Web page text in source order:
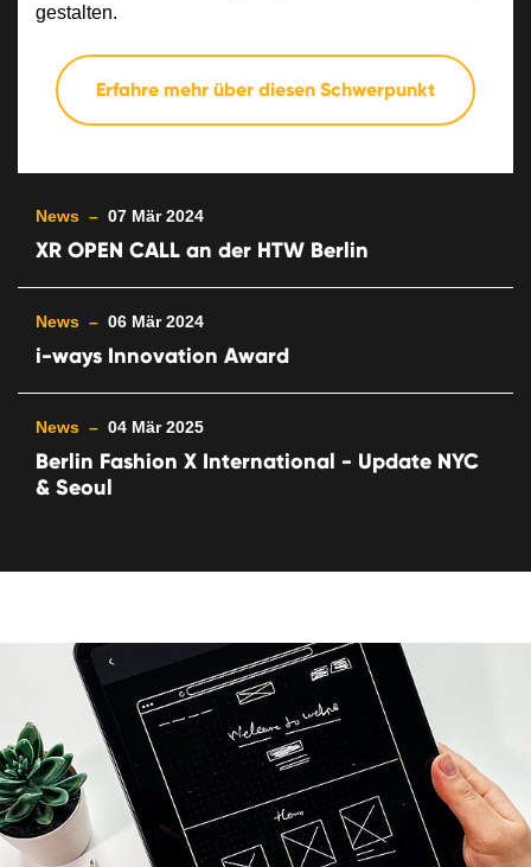
gestalten.
Erfahre mehr über diesen Schwerpunkt
News – 07 Mär 2024
XR OPEN CALL an der HTW Berlin
News – 06 Mär 2024
i-ways Innovation Award
News – 04 Mär 2025
Berlin Fashion X International - Update NYC
& Seoul